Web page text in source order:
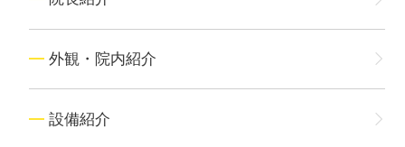
外観・院内紹介
設備紹介